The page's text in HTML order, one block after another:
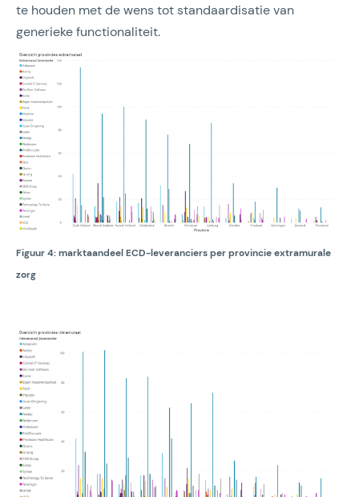
te houden met de wens tot standaardisatie van
generieke functionaliteit.
Figuur 4: marktaandeel ECD-leveranciers per provincie extramurale
zorg